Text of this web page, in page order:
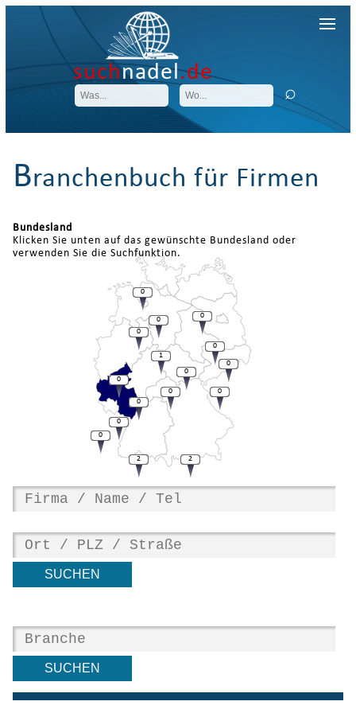
suchnadel.de
Branchenbuch für Firmen
Bundesland
Klicken Sie unten auf das gewünschte Bundesland oder
verwenden Sie die Suchfunktion.
0
0
0
0
0
0
0
0
0
1
0
0
0
2
0
2